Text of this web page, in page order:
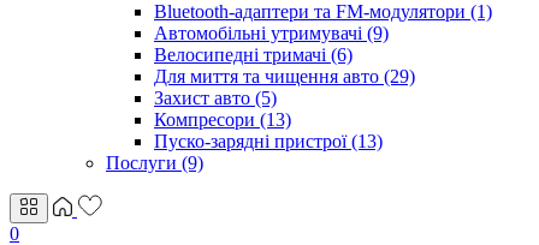
Bluetooth-адаптери та FM-модулятори (1)
Автомобільні утримувачі (9)
Велосипедні тримачі (6)
Для миття та чищення авто (29)
Захист авто (5)
Компресори (13)
Пуско-зарядні пристрої (13)
Послуги (9)
0